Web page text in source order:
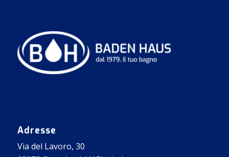
Adresse
Via del Lavoro, 30